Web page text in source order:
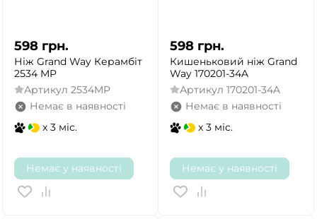
598 грн.
Ніж Grand Way Керамбіт
2534 MP
Артикул 2534MP
Немає в наявності
x 3 міс.
Немає у наявності
598 грн.
Кишеньковий ніж Grand
Way 170201-34A
Артикул 170201-34A
Немає в наявності
x 3 міс.
Немає у наявності